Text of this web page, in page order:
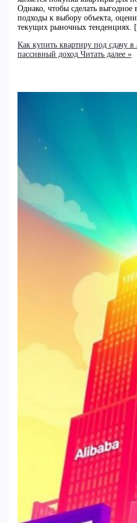
Однако, чтобы сделать
подходы к выбору объекта,
текущих рыночных
Как купить квартиру под сдачу
пассивный доходЧитать далее »